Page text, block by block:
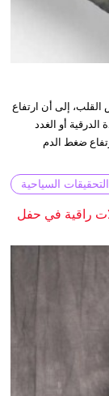
إلى أن ارتفاع
أو الغدد
ضغط الدم
السياحية
راقية في حفل